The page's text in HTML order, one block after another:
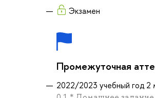
Экзамен
Промежуточная
2022/2023 учебный год 2